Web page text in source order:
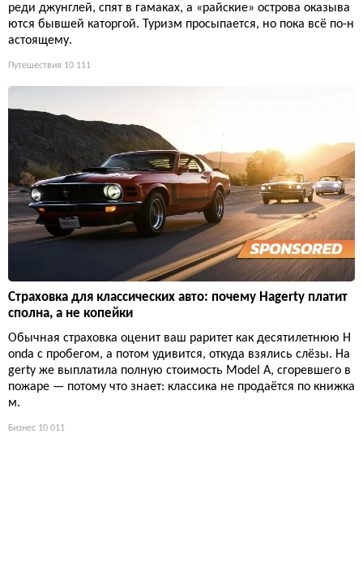
реди джунглей, спят в гамаках, а «райские» острова оказыва
ются бывшей каторгой. Туризм просыпается, но пока всё по-н
астоящему.
Путешествия 10 111
Страховка для классических авто: почему Hagerty платит
сполна, а не копейки
Обычная страховка оценит ваш раритет как десятилетнюю H
onda с пробегом, а потом удивится, откуда взялись слёзы. Ha
gerty же выплатила полную стоимость Model A, сгоревшего в
пожаре — потому что знает: классика не продаётся по книжка
м.
Бизнес 10 011